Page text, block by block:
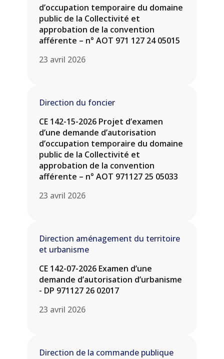
d’occupation temporaire du domaine
public de la Collectivité et
approbation de la convention
afférente – n° AOT 971 127 24 05015
23 avril 2026
Direction du foncier
CE 142-15-2026 Projet d’examen
d’une demande d’autorisation
d’occupation temporaire du domaine
public de la Collectivité et
approbation de la convention
afférente – n° AOT 971127 25 05033
23 avril 2026
Direction aménagement du territoire
et urbanisme
CE 142-07-2026 Examen d’une
demande d’autorisation d’urbanisme
- DP 971127 26 02017
23 avril 2026
Direction de la commande publique